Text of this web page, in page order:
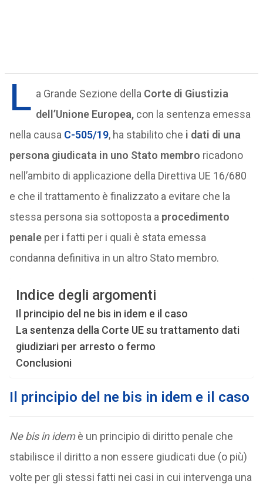
L a Grande Sezione della Corte di Giustizia
dell’Unione Europea,con la sentenza emessa
nella causa C-505/19, ha stabilito che i dati di una
persona giudicata in uno Stato membro ricadono
nell’ambito di applicazione della Direttiva UE 16/680
e che il trattamento è finalizzato a evitare che la
stessa persona sia sottoposta a procedimento
penaleper i fatti per i quali è stata emessa
condanna definitiva in un altro Stato membro.
Indice degli argomenti
Il principio del ne bis in idem e il caso
La sentenza della Corte UE su trattamento dati
giudiziari per arresto o fermo
Conclusioni
Il principio del ne bis in idem e il caso
Ne bis in idemè un principio di diritto penale che
stabilisce il diritto a non essere giudicati due (o più)
volte per gli stessi fatti nei casi in cui intervenga una